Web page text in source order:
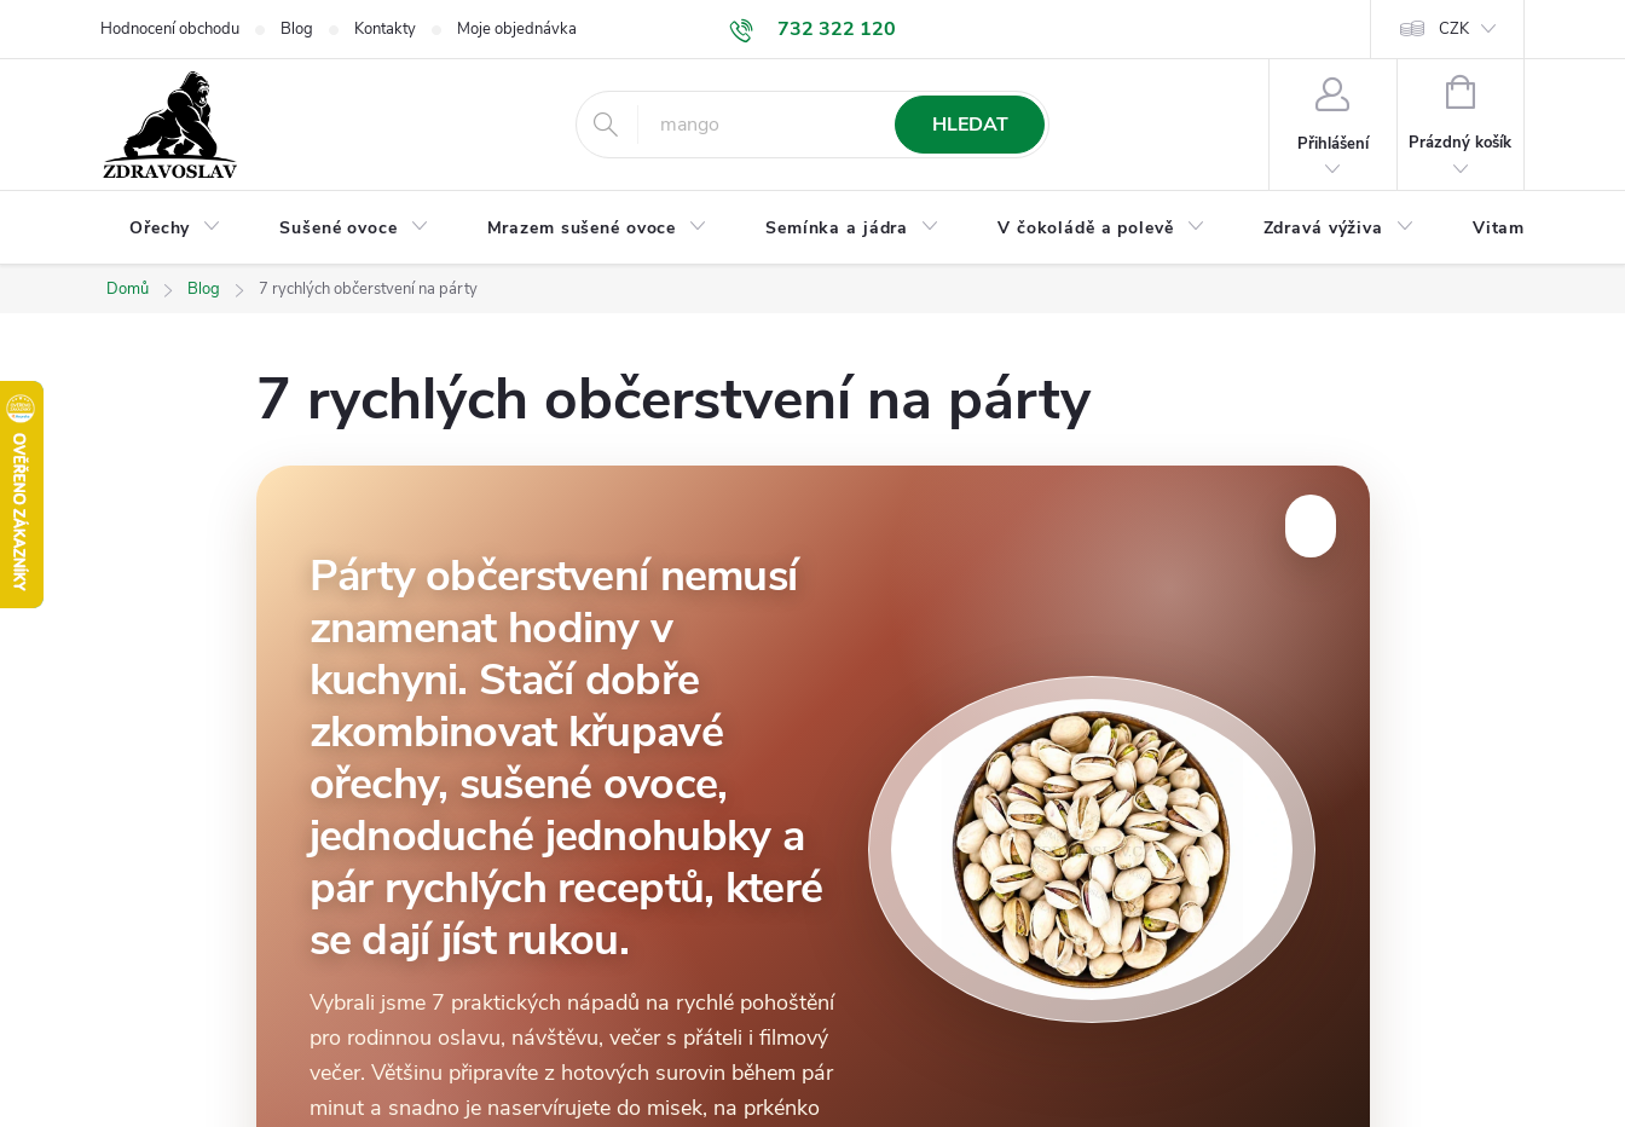
732 322 120
Hodnocení obchodu Blog Kontakty Moje objednávka GDPR a ochrana osobních údajů Jak nakupovat Formulář pro odstoupení od
CZK
HLEDAT
Přihlášení
NÁKUPNÍ
Prázdný košík
Ořechy Sušené ovoce Mrazem sušené ovoce Semínka a jádra V čokoládě a polevě Zdravá výživa Vitamíny a
Domů Blog 7 rychlých občerstvení na párty
7 rychlých občerstvení na párty
Párty občerstvení nemusí
znamenat hodiny v
kuchyni. Stačí dobře
zkombinovat křupavé
ořechy, sušené ovoce,
jednoduché jednohubky a
pár rychlých receptů, které
se dají jíst rukou.
Vybrali jsme 7 praktických nápadů na rychlé pohoštění
pro rodinnou oslavu, návštěvu, večer s přáteli i filmový
večer. Většinu připravíte z hotových surovin během pár
minut a snadno je naservírujete do misek, na prkénko